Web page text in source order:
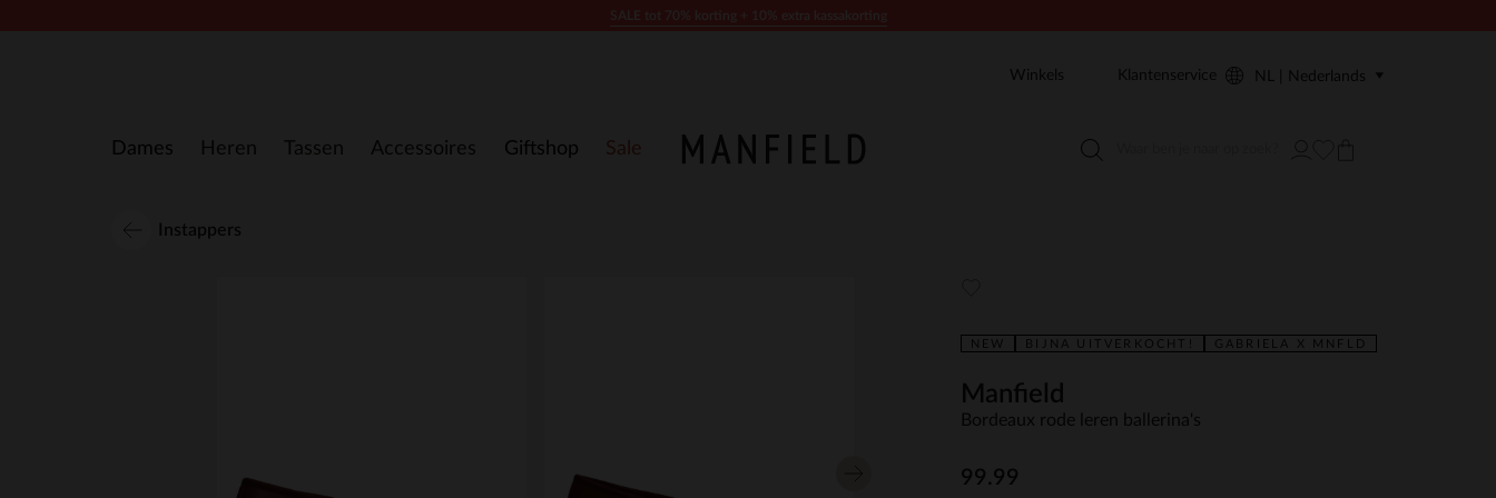
Dames Heren Tassen Accessoires Giftshop Sale
Winkels Klantenservice NL | Nederlands
Instappers
NEW BIJNA UITVERKOCHT! GABRIELA X MNFLD
Manfield
Bordeaux rode leren ballerina's
99.99